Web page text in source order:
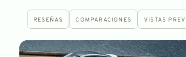
RESEÑAS COMPARACIONES VISTAS